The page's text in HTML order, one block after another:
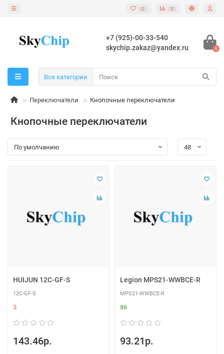
0 0
+7 (925)-00-33-540
skychip.zakaz@yandex.ru
0
Все категории
Переключатели Кнопочные переключатели
Кнопочные переключатели
HUIJUN 12C-GF-S
12C-GF-S
3
143.46р.
Legion MPS21-WWBCE-R
MPS21-WWBCE-R
86
93.21р.